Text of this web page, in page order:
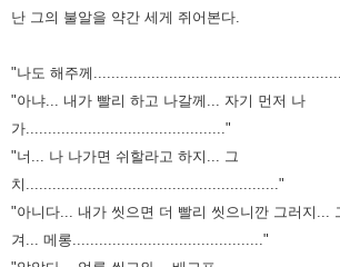
난 그의 불알을 약간 세게 쥐어본다.
"나도 해주께
"아냐... 내가 빨리 하고 나갈께... 자기 먼저 나
가............................................."
"너... 나 나가면 쉬할라고 하지... 그
치........................................................."
"아니다... 내가 씻으면 더 빨리 씻으니깐 그러지...
겨... 메롱..........................................."